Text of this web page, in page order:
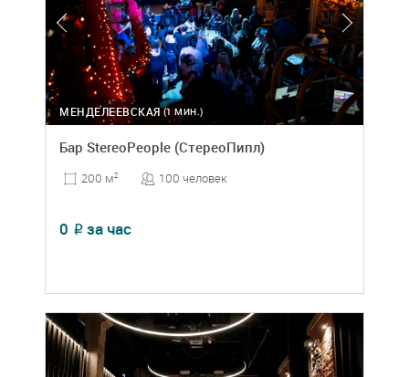
(1 МИН.)
МЕНДЕЛЕЕВСКАЯ
Бар StereoPeople (СтереоПипл)
200 м2 100 человек
0 ₽ за час